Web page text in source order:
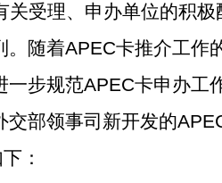
受理、申办单位的积
随着APEC卡推介工
步规范APEC卡申办工
部领事司新开发的
：